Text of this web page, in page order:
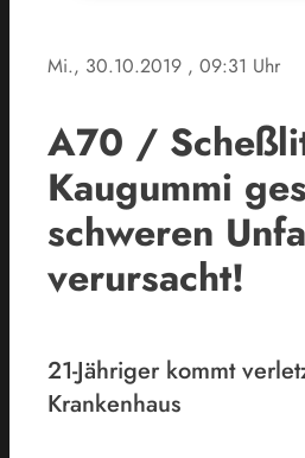
Mi., 30.10.2019 , 09:31 Uhr
A70 /
Kaugummi
schweren
verursacht!
21-Jähriger kommt
Krankenhaus